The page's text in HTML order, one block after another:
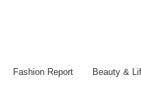
Fashion Report Beauty &